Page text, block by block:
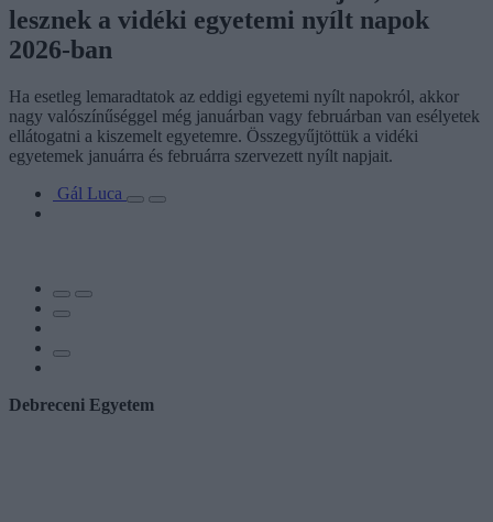
lesznek a vidéki egyetemi nyílt napok
2026-ban
Ha esetleg lemaradtatok az eddigi egyetemi nyílt napokról, akkor
nagy valószínűséggel még januárban vagy februárban van esélyetek
ellátogatni a kiszemelt egyetemre. Összegyűjtöttük a vidéki
egyetemek januárra és februárra szervezett nyílt napjait.
Gál Luca
Debreceni Egyetem